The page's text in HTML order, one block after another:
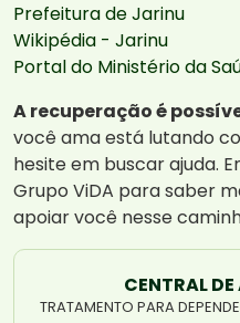
Prefeitura de Jarinu
Wikipédia - Jarinu
Portal do Ministério da
A recuperação é
você ama está lutando
hesite em buscar ajuda.
Grupo ViDA para saber
apoiar você nesse
CENTRAL
TRATAMENTO PARA